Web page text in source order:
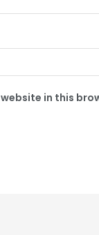
in this